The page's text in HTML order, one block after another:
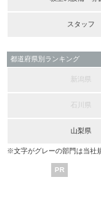
スタッフ
都道府県別ランキング
新潟県
石川県
山梨県
※文字がグレーの部門は当社
PR